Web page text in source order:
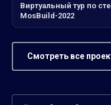
Виртуальный тур по
MosBuild-2022
Смотреть все